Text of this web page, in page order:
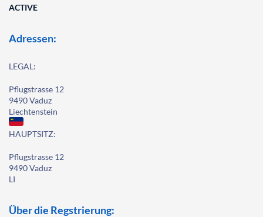
ACTIVE
Adressen:
LEGAL:
Pflugstrasse 12
9490 Vaduz
Liechtenstein
HAUPTSITZ:
Pflugstrasse 12
9490 Vaduz
LI
Über die Regstrierung: